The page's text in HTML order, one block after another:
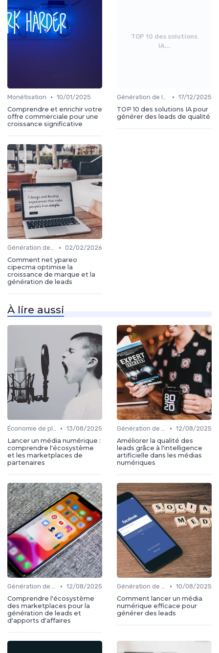
Monétisation • 10/01/2025
Comprendre et enrichir votre
offre commerciale pour une
croissance significative
TOP 10 des solutions
IA...
Génération de leads • 17/12/2025
TOP 10 des solutions IA pour
générer des leads de qualité
Génération de leads • 02/02/2026
Comment net ypareo
cipecma optimise la
croissance de marque et la
génération de leads
À lire aussi
Économie de plateforme • 13/08/2025
Lancer un média numérique :
comprendre l'écosystème
et les marketplaces de
partenaires
Génération de leads • 12/08/2025
Améliorer la qualité des
leads grâce à l'intelligence
artificielle dans les médias
numériques
Génération de leads • 12/08/2025
Comprendre l'écosystème
des marketplaces pour la
génération de leads et
d'apports d'affaires
Génération de leads • 10/08/2025
Comment lancer un média
numérique efficace pour
générer des leads